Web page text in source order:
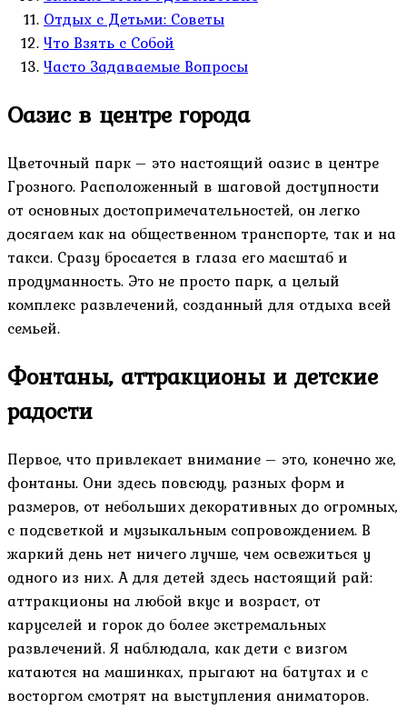
Отдых с Детьми: Советы
Что Взять с Собой
Часто Задаваемые Вопросы
Оазис в центре города
Цветочный парк – это настоящий оазис в центре
Грозного. Расположенный в шаговой доступности
от основных достопримечательностей, он легко
досягаем как на общественном транспорте, так и на
такси. Сразу бросается в глаза его масштаб и
продуманность. Это не просто парк, а целый
комплекс развлечений, созданный для отдыха всей
семьей.
Фонтаны, аттракционы и детские
радости
Первое, что привлекает внимание – это, конечно же,
фонтаны. Они здесь повсюду, разных форм и
размеров, от небольших декоративных до огромных,
с подсветкой и музыкальным сопровождением. В
жаркий день нет ничего лучше, чем освежиться у
одного из них. А для детей здесь настоящий рай:
аттракционы на любой вкус и возраст, от
каруселей и горок до более экстремальных
развлечений. Я наблюдала, как дети с визгом
катаются на машинках, прыгают на батутах и с
восторгом смотрят на выступления аниматоров.